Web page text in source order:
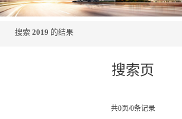
搜索 2019 的结果
搜索页
共0页/0条记录